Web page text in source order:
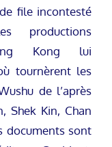
file incontesté
productions
Kong lui
tournèrent les
de l’après
Shek Kin, Chan
documents sont